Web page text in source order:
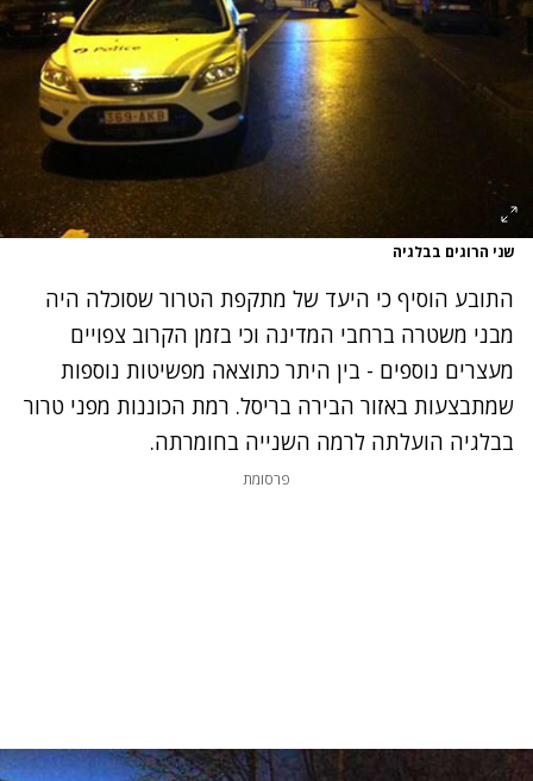
שני הרוגים בבלגיה
התובע הוסיף כי היעד של מתקפת הטרור שסוכלה היה
מבני משטרה ברחבי המדינה וכי בזמן הקרוב צפויים
מעצרים נוספים - בין היתר כתוצאה מפשיטות נוספות
שמתבצעות באזור הבירה בריסל. רמת הכוננות מפני טרור
בבלגיה הועלתה לרמה השנייה בחומרתה.
פרסומת